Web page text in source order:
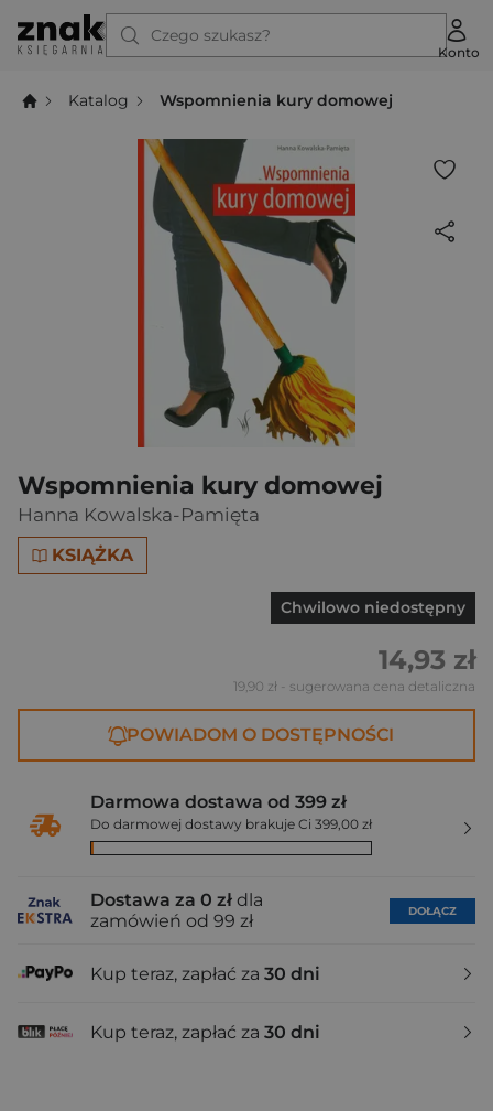
Czego szukasz?
Konto
Katalog Wspomnienia kury domowej
Wspomnienia kury domowej
Hanna Kowalska-Pamięta
KSIĄŻKA
Chwilowo niedostępny
14,93 zł
19,90 zł - sugerowana cena detaliczna
POWIADOM O DOSTĘPNOŚCI
Darmowa dostawa od 399 zł
Do darmowej dostawy brakuje Ci 399,00 zł
Dostawa za 0 zł dla
zamówień od 99 zł
DOŁĄCZ
Kup teraz, zapłać za 30 dni
Kup teraz, zapłać za 30 dni